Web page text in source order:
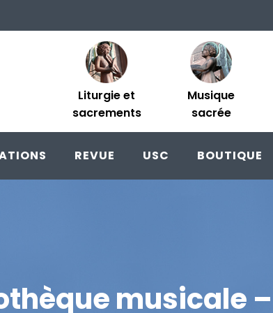
Liturgie et
sacrements
Musique
sacrée
REVUE USC BOUTIQUE
musicale